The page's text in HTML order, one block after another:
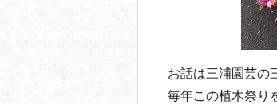
お話は三浦園芸の
毎年この植木祭り